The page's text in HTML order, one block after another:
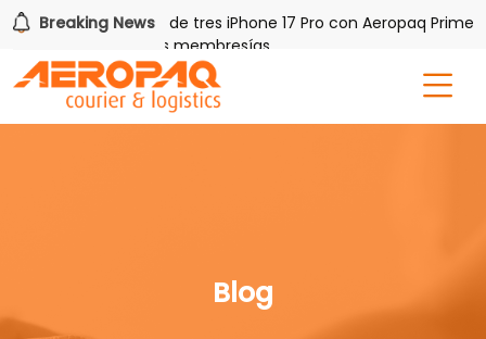
Breaking News
Gana uno de tres iPhone 17 Pro con Aeropaq Prime
tres meses nuevas membresías
Blog